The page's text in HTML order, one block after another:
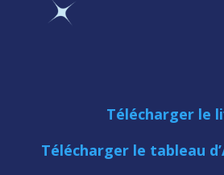
Télécharger le
Télécharger le tableau